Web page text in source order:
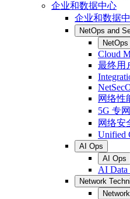
企业和数据中心
企业和数据
NetOps and
Cloud
最终用
网络性
5G 专网
网络安
Unified
AI Ops
AI Ops
AI Data
Network